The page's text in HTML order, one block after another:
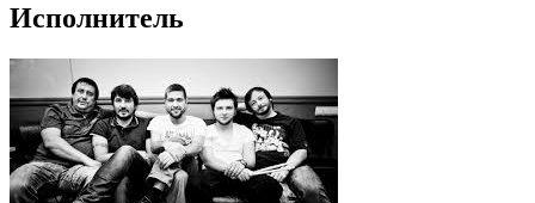
Исполнитель